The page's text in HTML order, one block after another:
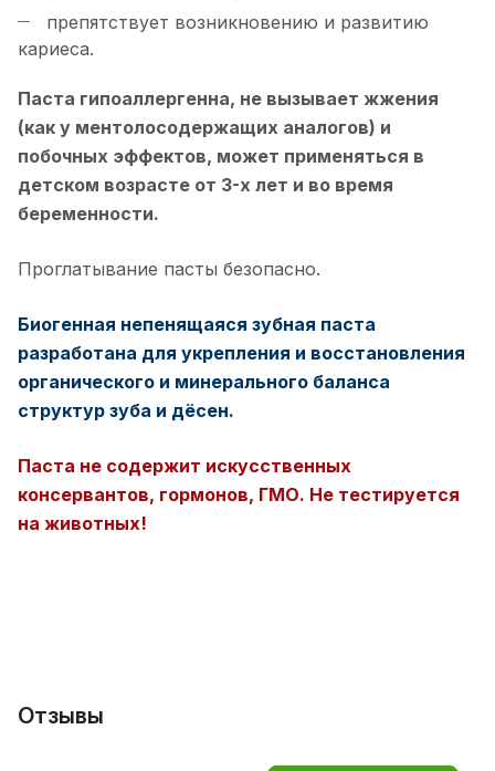
препятствует возникновению и развитию
кариеса.
Паста гипоаллергенна, не вызывает жжения
(как у ментолосодержащих аналогов) и
побочных эффектов, может применяться в
детском возрасте от 3-х лет и во время
беременности.
Проглатывание пасты безопасно.
Биогенная непенящаяся зубная паста
разработана для укрепления и восстановления
органического и минерального баланса
структур зуба и дёсен.
Паста не содержит искусственных
консервантов, гормонов, ГМО. Не тестируется
на животных!
Отзывы